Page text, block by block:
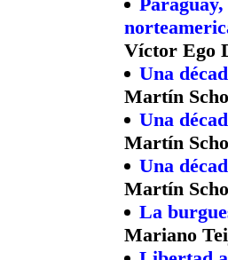
Víctor Ego
Una
Martín
Una
Martín
Una
Martín
La
Mariano